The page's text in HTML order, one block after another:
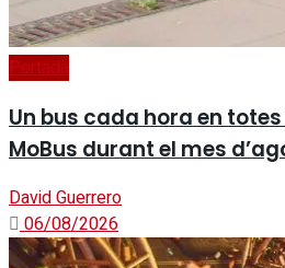
Portada
Un bus cada hora en
MoBus durant el mes
David Guerrero
06/08/2026